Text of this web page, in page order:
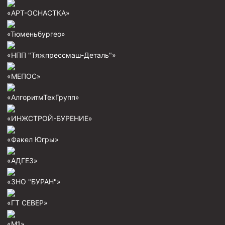
Пробки цементировочные
Скребки корончатые СК и тросовые СТ
Башмаки колонные
Инструмент для бурения и КРС (ловильный, аварийный)
Перья для резки кабеля
Шаблоны колонные
Пауки механические
Желонки
«АРТ-ОСНАСТКА»
«Тюменьбургео»
«НПП "Тяжпрессмаш-Деталь"»
«МЕПОС»
«АлгоритмТехГрупп»
«ИНЖСТРОЙ-БУРЕНИЕ»
«Факел Югры»
«АДГЕЗ»
«ЗНО "БУРАН"»
«ГТ СЕВЕР»